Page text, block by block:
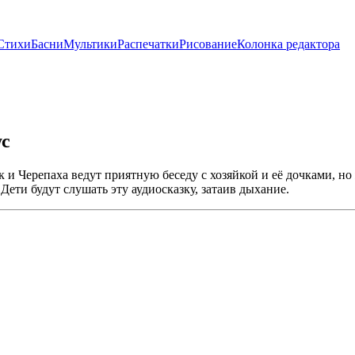
БасниМультикиРаспечаткиРисованиеКолонка редактора
Черепаха ведут приятную беседу с хозяйкой и её дочками,
будут слушать эту аудиосказку, затаив дыхание.